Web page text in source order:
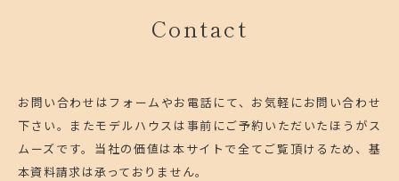
Contact
お問い合わせはフォームやお電話にて、お気軽にお問い合わせ
下さい。 またモデルハウスは事前にご予約いただいたほうがス
ムーズです。 当社の価値は本サイトで全てご覧頂けるため、基
本資料請求は承っておりません。